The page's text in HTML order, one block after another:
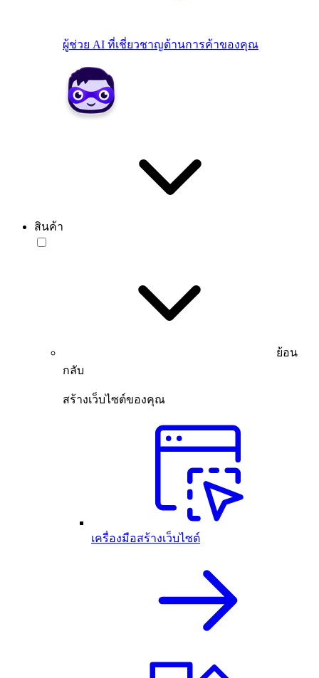
ผู้ช่วย AI ที่เชี่ยวชาญด้านการค้าของคุณ
สินค้า
ย้อน
กลับ
สร้างเว็บไซต์ของคุณ
เครื่องมือสร้างเว็บไซต์